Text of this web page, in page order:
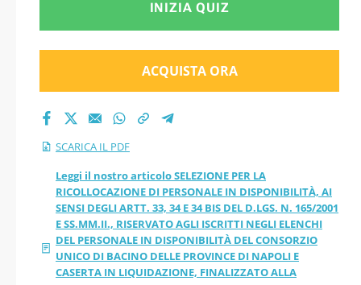
D.LGS. N. 165/2001 E
SS.MM.II., RISERVATO
AGLI ISCRITTI NEGLI
ELENCHI DEL
PERSONALE IN
DISPONIBILITÀ DEL
CONSORZIO UNICO
DEL D.LGS. N. 165/2001 E
SS.MM.II., RISERVATO AGLI
ISCRITTI NEGLI ELENCHI
DEL PERSONALE IN
DISPONIBILITÀ DEL
CONSORZIO UNICO DI
BACINO DELLE PROVINCE
DI NAPOLI E CASERTA IN
INIZIA QUIZ
ACQUISTA ORA
SCARICA IL PDF
Leggi il nostro articolo SELEZIONE PER LA
RICOLLOCAZIONE DI PERSONALE IN DISPONIBILITÀ, AI
SENSI DEGLI ARTT. 33, 34 E 34 BIS DEL D.LGS. N. 165/2001
E SS.MM.II., RISERVATO AGLI ISCRITTI NEGLI ELENCHI
DEL PERSONALE IN DISPONIBILITÀ DEL CONSORZIO
UNICO DI BACINO DELLE PROVINCE DI NAPOLI E
CASERTA IN LIQUIDAZIONE, FINALIZZATO ALLA